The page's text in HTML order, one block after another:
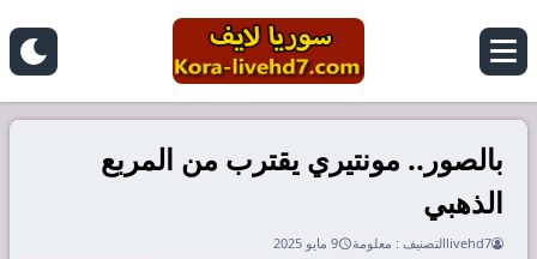
بالصور.. مونتيري يقترب من المربع
الذهبي
livehd7التصنيف : معلومة 9 مايو 2025